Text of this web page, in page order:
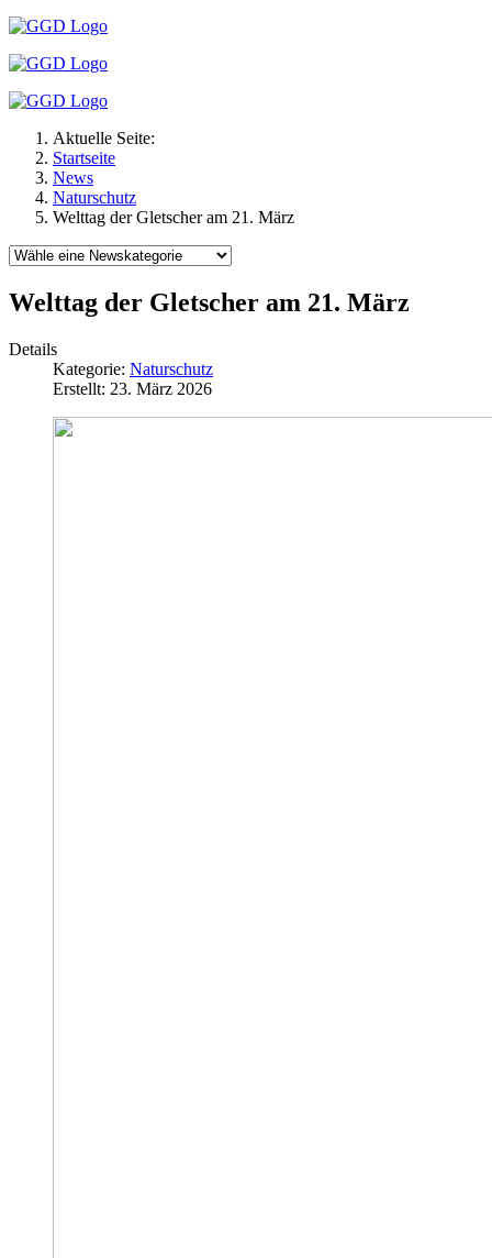
Aktuelle Seite:
Startseite
News
Naturschutz
Welttag der Gletscher am 21. März
Welttag der Gletscher am 21. März
Details
Kategorie: Naturschutz
Erstellt: 23. März 2026